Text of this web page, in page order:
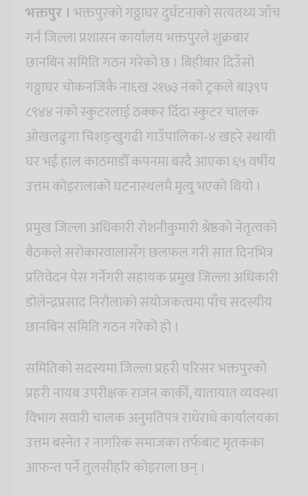
भक्तपुर । भक्तपुरको गठ्ठाघर दुर्घटनाको सत्यतथ्य जाँच
गर्न जिल्ला प्रशासन कार्यालय भक्तपुरले शुक्रबार
छानबिन समिति गठन गरेको छ । बिहीबार दिउँसो
गठ्ठाघर चोकनजिकै ना६ख २१७३ नंको ट्रकले बा३९प
८९४४ नंको स्कुटरलाई ठक्कर दिँदा स्कुटर चालक
ओखलढुंगा चिशङ्खुगढी गाउँपालिका‐४ खहरे स्थायी
घर भई हाल काठमाडौँ कपनमा बस्दै आएका ६५ वर्षीय
उत्तम कोइरालाको घटनास्थलमै मृत्यु भएको थियो ।
प्रमुख जिल्ला अधिकारी रोशनीकुमारी श्रेष्ठको नेतृत्वको
बैठकले सरोकारवालासँग छलफल गरी सात दिनभित्र
प्रतिवेदन पेस गर्नेगरी सहायक प्रमुख जिल्ला अधिकारी
डोलेन्द्रप्रसाद निरौलाको संयोजकत्वमा पाँच सदस्यीय
छानबिन समिति गठन गरेको हो ।
समितिको सदस्यमा जिल्ला प्रहरी परिसर भक्तपुरको
प्रहरी नायब उपरीक्षक राजन कार्की, यातायात व्यवस्था
विभाग सवारी चालक अनुमतिपत्र राधेराधे कार्यालयका
उत्तम बस्नेत र नागरिक समाजका तर्फबाट मृतकका
आफन्त पर्ने तुलसीहरि कोइराला छन् ।